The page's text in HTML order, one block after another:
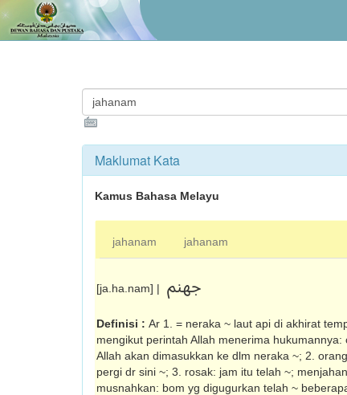
Maklumat Kata
Kamus Bahasa Melayu
jahanam jahanam
[ja.ha.nam] | جهنم
Definisi : Ar 1. = neraka ~ laut api di akhirat
mengikut pe­rintah Allah menerima
Allah akan di­masukkan ke dlm neraka ~; 2.
pergi dr sini ~; 3. rosak: jam itu telah ~;
mus­nahkan: bom yg digugurkan telah ~